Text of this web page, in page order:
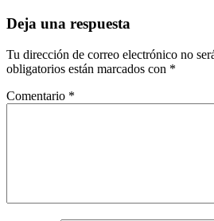
Deja una respuesta
Tu dirección de correo electrónico no
obligatorios están marcados con *
Comentario *